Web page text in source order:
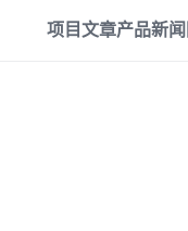
项目文章产品新闻